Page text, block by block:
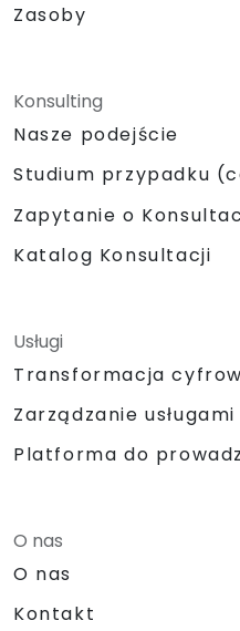
Zasoby
Konsulting
Nasze podejście
Studium przypadku
Zapytanie o
Katalog Konsultacji
Usługi
Transformacja
Zarządzanie
Platforma do
O nas
O nas
Kontakt